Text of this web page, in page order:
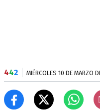
442 MIÉRCOLES 10 DE MARZO